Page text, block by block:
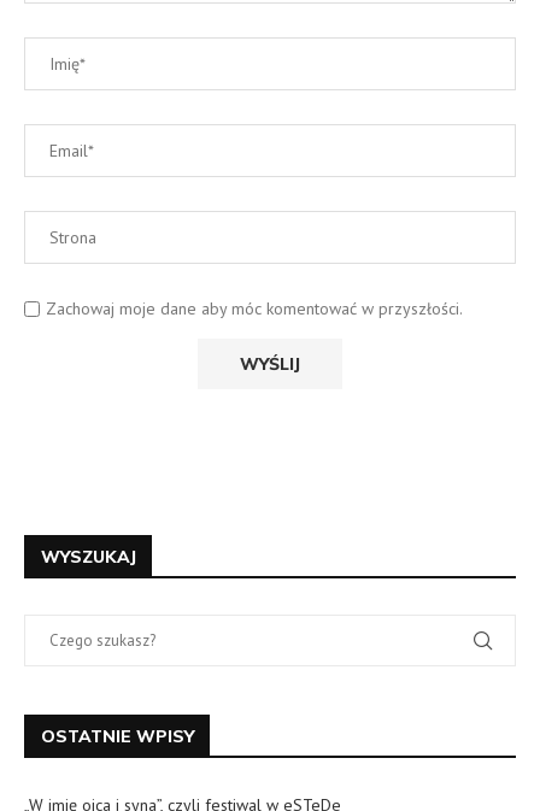
Zachowaj moje dane aby móc komentować w przyszłości.
WYSZUKAJ
OSTATNIE WPISY
„W imię ojca i syna”, czyli festiwal w eSTeDe